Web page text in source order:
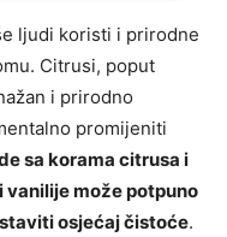
ljudi koristi i prirodne
Citrusi, poput
i prirodno
promijeniti
sa korama citrusa i
može potpuno
osjećaj čistoće.